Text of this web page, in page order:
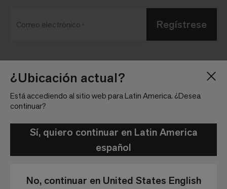
¿Ubicación actual?
Está accediendo al sitio web para Latin America. ¿Desea
continuar?
Sí, quiero continuar en Latin America
español
No, continuar en United States English
Blog
Trabaja con nosotros
Ubicaciones
Sala de Prensa
Inversionistas
comunidad
Correo electrónico Regístrese